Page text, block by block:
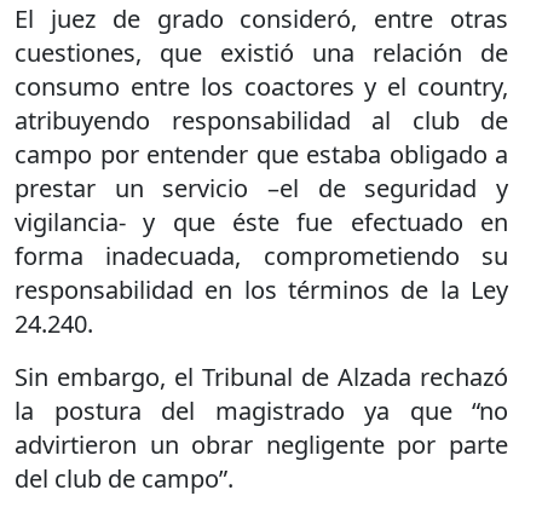
El juez de grado consideró, entre otras
cuestiones, que existió una relación de
consumo entre los coactores y el country,
atribuyendo responsabilidad al club de
campo por entender que estaba obligado a
prestar un servicio –el de seguridad y
vigilancia- y que éste fue efectuado en
forma inadecuada, comprometiendo su
responsabilidad en los términos de la Ley
24.240.
Sin embargo, el Tribunal de Alzada rechazó
la postura del magistrado ya que “no
advirtieron un obrar negligente por parte
del club de campo”.